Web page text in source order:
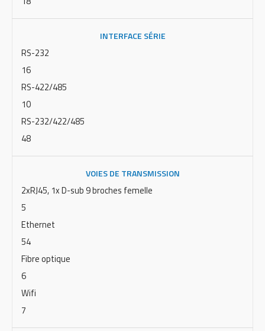
INTERFACE SÉRIE
RS-232
16
RS-422/485
10
RS-232/422/485
48
VOIES DE TRANSMISSION
2xRJ45, 1x D-sub 9 broches femelle
5
Ethernet
54
Fibre optique
6
Wifi
7